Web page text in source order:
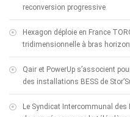
reconversion progressive
Hexagon déploie en France
tridimensionnelle à bras
Qair et PowerUp s’associent
des installations BESS de
Le Syndicat Intercommunal des